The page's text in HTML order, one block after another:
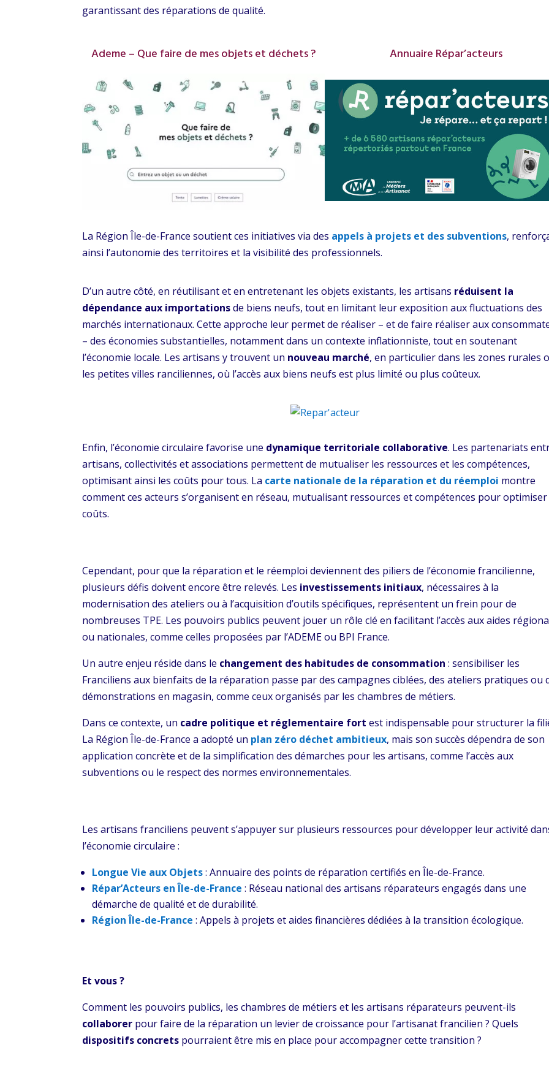
garantissant des réparations de qualité.
Ademe – Que faire de mes objets et déchets ? Annuaire Répar’acteurs
La Région Île-de-France soutient ces initiatives via des appels à projets et des subventions,
ainsi l’autonomie des territoires et la visibilité des professionnels.
D’un autre côté, en réutilisant et en entretenant les objets existants, les artisans réduisent la
dépendance aux importationsde biens neufs, tout en limitant leur exposition aux fluctuations des
marchés internationaux. Cette approche leur permet de réaliser – et de faire réaliser aux
– des économies substantielles, notamment dans un contexte inflationniste, tout en soutenant
l’économie locale. Les artisans y trouvent un nouveau marché, en particulier dans les zones rurales
les petites villes ranciliennes, où l’accès aux biens neufs est plus limité ou plus coûteux.
Enfin, l’économie circulaire favorise une dynamique territoriale collaborative. Les partenariats
artisans, collectivités et associations permettent de mutualiser les ressources et les compétences,
optimisant ainsi les coûts pour tous. La carte nationale de la réparation et du réemploi montre
comment ces acteurs s’organisent en réseau, mutualisant ressources et compétences pour
coûts.
Cependant, pour que la réparation et le réemploi deviennent des piliers de l’économie francilienne,
plusieurs défis doivent encore être relevés. Les investissements initiaux, nécessaires à la
modernisation des ateliers ou à l’acquisition d’outils spécifiques, représentent un frein pour de
nombreuses TPE. Les pouvoirs publics peuvent jouer un rôle clé en facilitant l’accès aux aides
ou nationales, comme celles proposées par l’ADEME ou BPI France.
Un autre enjeu réside dans le changement des habitudes de consommation : sensibiliser les
Franciliens aux bienfaits de la réparation passe par des campagnes ciblées, des ateliers pratiques ou
démonstrations en magasin, comme ceux organisés par les chambres de métiers.
Dans ce contexte, un cadre politique et réglementaire fort est indispensable pour structurer la
La Région Île-de-France a adopté un plan zéro déchet ambitieux, mais son succès dépendra de son
application concrète et de la simplification des démarches pour les artisans, comme l’accès aux
subventions ou le respect des normes environnementales.
Les artisans franciliens peuvent s’appuyer sur plusieurs ressources pour développer leur activité
l’économie circulaire :
Longue Vie aux Objets: Annuaire des points de réparation certifiés en Île-de-France.
Répar’Acteurs en Île-de-France : Réseau national des artisans réparateurs engagés dans une
démarche de qualité et de durabilité.
Région Île-de-France : Appels à projets et aides financières dédiées à la transition écologique.
Et vous ?
Comment les pouvoirs publics, les chambres de métiers et les artisans réparateurs peuvent-ils
collaborer pour faire de la réparation un levier de croissance pour l’artisanat francilien ? Quels
dispositifs concrets pourraient être mis en place pour accompagner cette transition ?